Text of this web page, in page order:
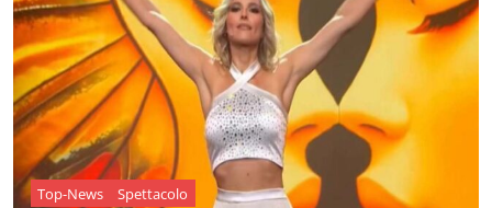
Top-News Spettacolo